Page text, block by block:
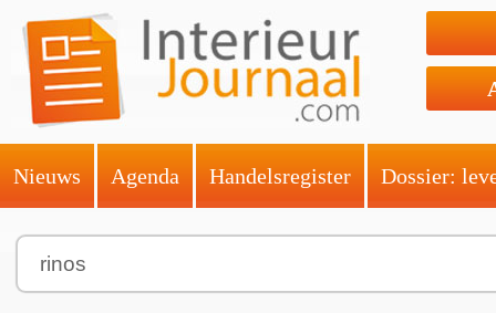
Nieuws Agenda Handelsregister Dossier: